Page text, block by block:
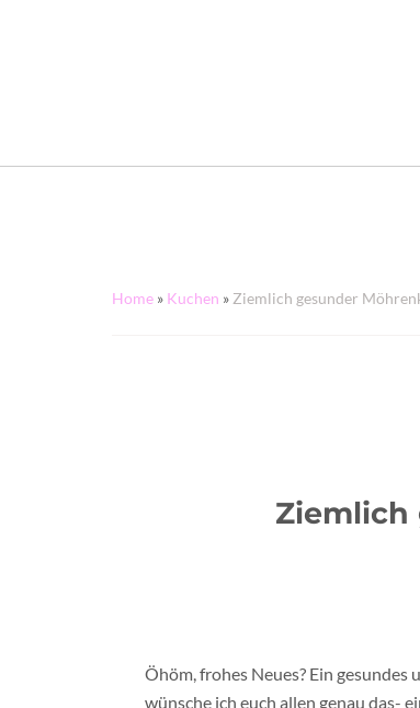
Home » Kuchen » Ziemlich gesunder
Ziemlich
Öhöm, frohes Neues? Ein
wünsche ich euch allen genau das-